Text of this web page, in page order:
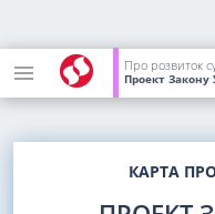
Про розвиток
Проект
КАРТА